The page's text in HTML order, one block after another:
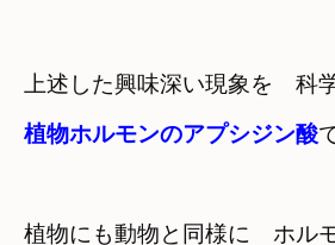
上述した興味深い現象を　科
植物ホルモンのアプシジン酸
植物にも動物と同様に　ホル